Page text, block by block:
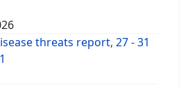
threats report, 27 - 31